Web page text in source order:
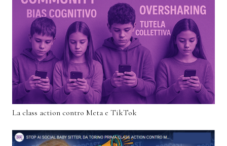
La class action contro Meta e TikTok